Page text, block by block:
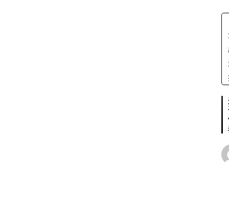
面
显
示
，
开